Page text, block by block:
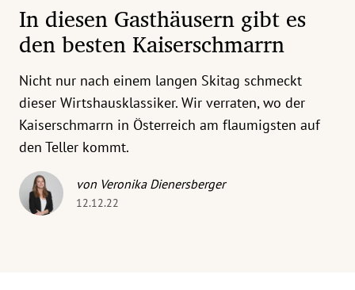
Untermenü
Untermenü
In diesen Gasthäusern gibt es
den besten Kaiserschmarrn
Nicht nur nach einem langen Skitag schmeckt
dieser Wirtshausklassiker. Wir verraten, wo der
Kaiserschmarrn in Österreich am flaumigsten auf
den Teller kommt.
von Veronika Dienersberger
12.12.22